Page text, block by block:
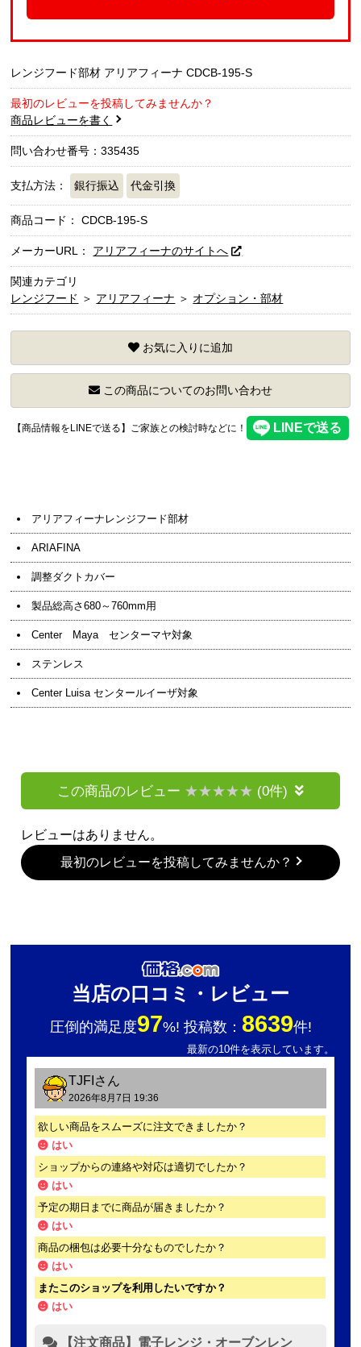
レンジフード部材 アリアフィーナ CDCB-195-S
最初のレビューを投稿してみませんか？
商品レビューを書く
問い合わせ番号：335435
支払方法： 銀行振込 代金引換
商品コード：CDCB-195-S
メーカーURL： アリアフィーナのサイトへ
関連カテゴリ
レンジフード ＞ アリアフィーナ ＞ オプション・部材
お気に入りに追加
この商品についてのお問い合わせ
【商品情報をLINEで送る】ご家族との検討時などに！
アリアフィーナレンジフード部材
ARIAFINA
調整ダクトカバー
製品総高さ680～760mm用
Center Maya センターマヤ対象
ステンレス
Center Luisa センタールイーザ対象
この商品のレビュー (0件)
レビューはありません。
最初のレビューを投稿してみませんか？
当店の口コミ・レビュー
圧倒的満足度97%! 投稿数： 8639件!
最新の10件を表示しています。
TJFI さん
2026年8月7日 19:36
欲しい商品をスムーズに注文できましたか？
はい
ショップからの連絡や対応は適切でしたか？
はい
予定の期日までに商品が届きましたか？
はい
商品の梱包は必要十分なものでしたか？
はい
またこのショップを利用したいですか？
はい
【注文商品】電子レンジ・オーブンレン